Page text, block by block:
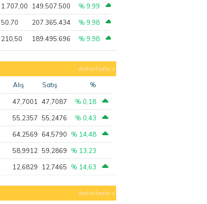
1.707,00 149.507.500 % 9,99
50,70 207.365.434 % 9,98
210,50 189.495.696 % 9,98
daha fazla
Alış Satış %
47,7001 47,7087 % 0,18
55,2357 55,2476 % 0,43
64,2569 64,5790 % 14,48
58,9912 59,2869 % 13,23
12,6829 12,7465 % 14,63
daha fazla